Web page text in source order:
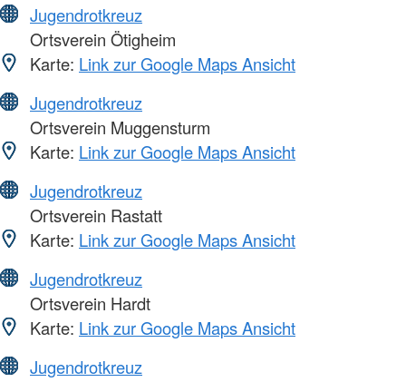
Jugendrotkreuz
Ortsverein Ötigheim
Karte: Link zur Google Maps Ansicht
Jugendrotkreuz
Ortsverein Muggensturm
Karte: Link zur Google Maps Ansicht
Jugendrotkreuz
Ortsverein Rastatt
Karte: Link zur Google Maps Ansicht
Jugendrotkreuz
Ortsverein Hardt
Karte: Link zur Google Maps Ansicht
Jugendrotkreuz